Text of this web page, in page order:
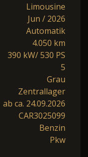
Limousine
Jun / 2026
Automatik
4.050 km
390 kW/ 530 PS
5
Grau
Zentrallager
ab ca. 24.09.2026
CAR3025099
Benzin
Pkw